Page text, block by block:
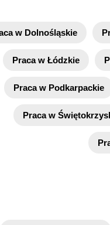
w Dolnośląskie
Praca w Łódzkie
Praca w Podkarpackie
Praca w